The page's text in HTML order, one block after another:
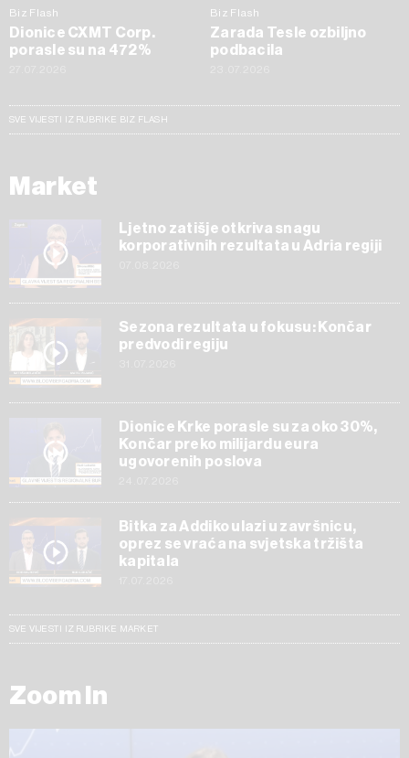
Biz Flash
Dionice CXMT Corp.
porasle su na 472%
Biz Flash
Zarada Tesle ozbiljno
podbacila
SVE VIJESTI IZ RUBRIKE BIZ FLASH
Market
Ljetno zatišje otkriva snagu
korporativnih rezultata u Adria regiji
Sezona rezultata u fokusu: Končar
predvodi regiju
Dionice Krke porasle su za oko 30%,
Končar preko milijardu eura
ugovorenih poslova
Bitka za Addiko ulazi u završnicu,
oprez se vraća na svjetska tržišta
kapitala
SVE VIJESTI IZ RUBRIKE MARKET
Zoom In